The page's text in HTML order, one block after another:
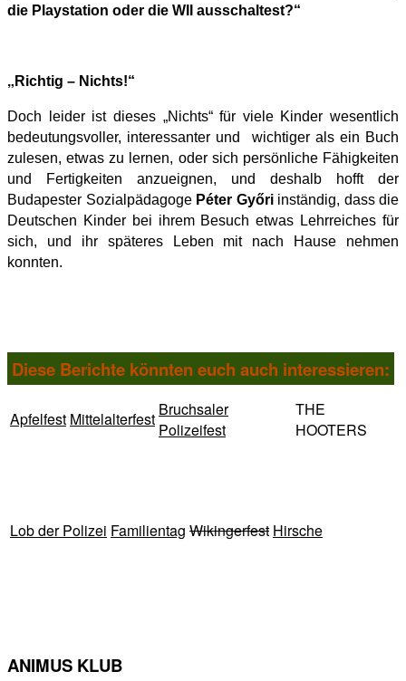
die Playstation oder die WII ausschaltest?“
„ Richtig – Nichts!“
Doch leider ist dieses „Nichts“ für viele Kinder wesentlich
bedeutungsvoller, interessanter und wichtiger als ein Buch
zulesen, etwas zu lernen, oder sich persönliche Fähigkeiten
und Fertigkeiten anzueignen, und deshalb hofft der
Budapester Sozialpädagoge Péter Győriinständig, dass die
Deutschen Kinder bei ihrem Besuch etwas Lehrreiches für
sich, und ihr späteres Leben mit nach Hause nehmen
konnten.
Diese Berichte könnten euch auch interessieren:
Apfelfest Mittelalterfest Bruchsaler
Polizeifest
THE
HOOTERS
Lob der Polizei Familientag Wikingerfest Hirsche
ANIMUS KLUB